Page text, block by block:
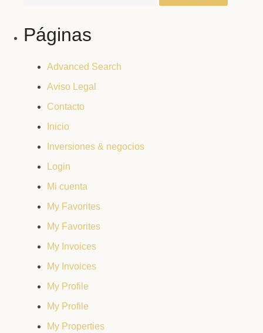
Páginas
Advanced Search
Aviso Legal
Contacto
Inicio
Inversiones & negocios
Login
Mi cuenta
My Favorites
My Favorites
My Invoices
My Invoices
My Profile
My Profile
My Properties